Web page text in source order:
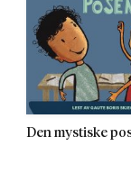
Den mystiske